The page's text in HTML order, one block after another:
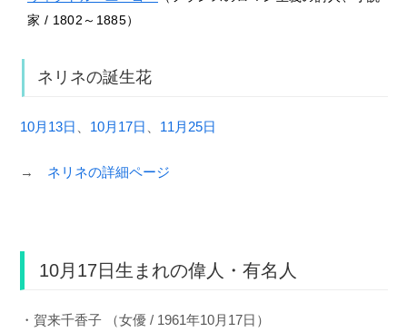
家 / 1802～1885）
ネリネの誕生花
10月13日 10月17日 11月25日
→ ネリネの詳細ページ
10月17日生まれの偉人・有名人
・賀来千香子 （女優 / 1961年10月17日）